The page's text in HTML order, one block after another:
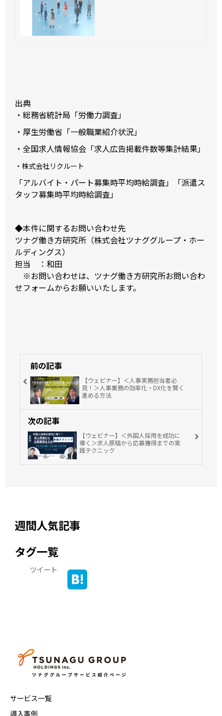
出典
・総務省統計局 「労働力調査」
・厚生労働省 「一般職業紹介状況」
・全国求人情報協会 「求人広告掲載件数等集計結果」
・株式会社リクルート
「アルバイト・パート募集時平均時給調査」
「派遣ス
タッフ募集時平均時給調査」
◆本件に関するお問い合わせ先
ツナグ働き方研究所（株式会社ツナググループ・ホー
ルディングス）
担当 ：和田
※お問い合わせは、 ツナグ働き方研究所お問い合わ
せフォームからお願いいたします。
前の記事
【ウェビナー】＜人事実務担当者必
見！＞人事業務の効率化・DX化を賢く
進める方法
次の記事
【ウェビナー】＜外国人採用を成功に
導く＞求人原稿から応募獲得までの実
践テクニック
週間人気記事
タグ一覧
ツイート
サービス一覧
導入事例